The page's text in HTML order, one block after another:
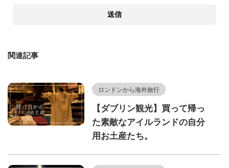
関連記事
ロンドンから海外旅行
【ダブリン観光】買って帰っ
た素敵なアイルランドの自分
用お土産たち。